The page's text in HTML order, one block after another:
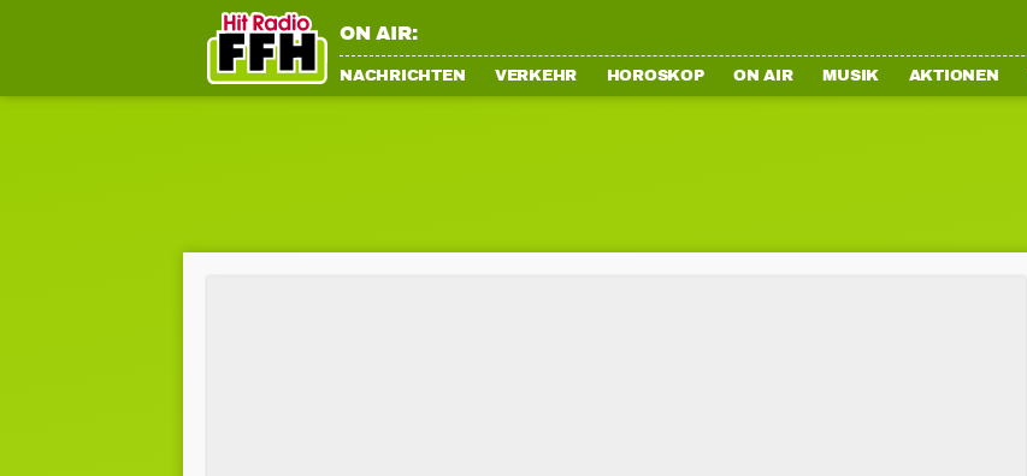
ON AIR:
NACHRICHTEN VERKEHR HOROSKOP ON AIR MUSIK AKTIONEN